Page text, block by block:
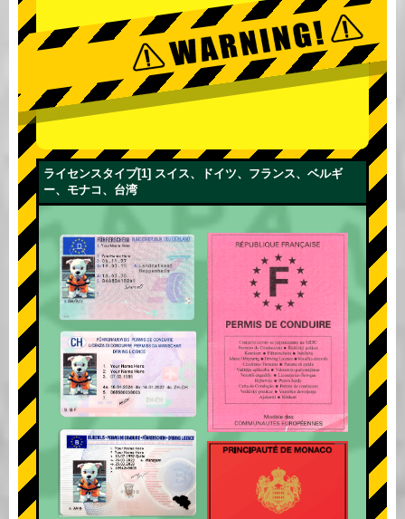
ライセンスタイプ[1] スイス、ドイツ、フランス、ベルギ
ー、モナコ、台湾